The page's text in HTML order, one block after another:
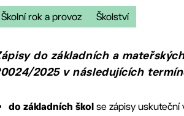
Školní rok a provoz Školství
do základních a
2025 v následujících
do základních škol se zápisy